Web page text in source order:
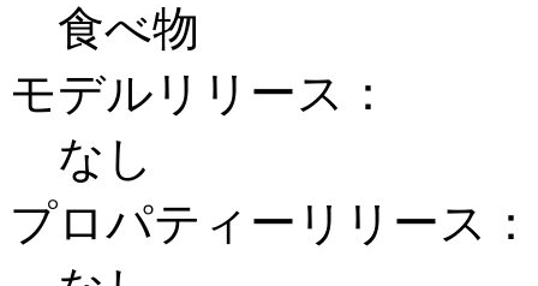
食べ物
モデルリリース：
なし
プロパティーリリース：